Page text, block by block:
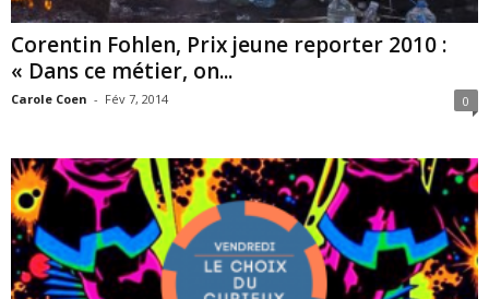
Corentin Fohlen, Prix jeune reporter 2010 :
« Dans ce métier, on...
Carole Coen - Fév 7, 2014 0